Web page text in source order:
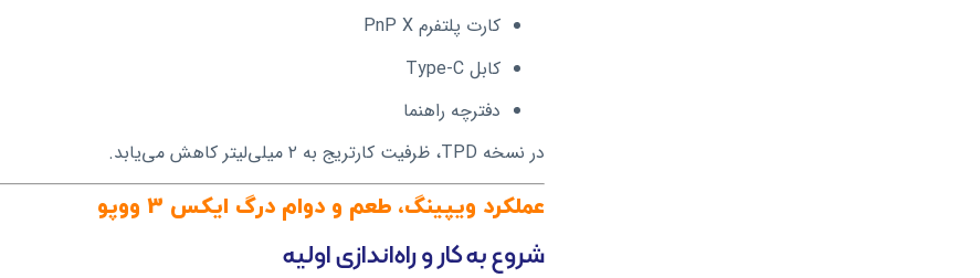
کارت پلتفرم PnP X
کابل Type-C
دفترچه راهنما
در نسخه TPD، ظرفیت کارتریج به ۲ میلی‌لیتر کاهش می‌یابد.
عملکرد ویپینگ، طعم و دوام درگ ایکس 3 ووپو
شروع به کار و راه‌اندازی اولیه